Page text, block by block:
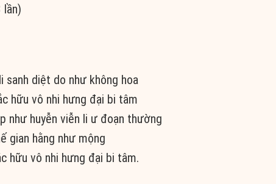
lần)
sanh diệt do như không hoa
hữu vô nhi hưng đại bi tâm
như huyễn viễn li ư đoạn thường
gian hằng như mộng
hữu vô nhi hưng đại bi tâm.